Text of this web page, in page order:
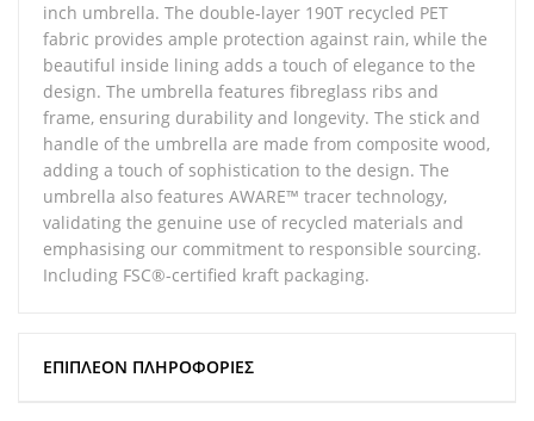
inch umbrella. The double-layer 190T recycled PET
fabric provides ample protection against rain, while the
beautiful inside lining adds a touch of elegance to the
design. The umbrella features fibreglass ribs and
frame, ensuring durability and longevity. The stick and
handle of the umbrella are made from composite wood,
adding a touch of sophistication to the design. The
umbrella also features AWARE™ tracer technology,
validating the genuine use of recycled materials and
emphasising our commitment to responsible sourcing.
Including FSC®-certified kraft packaging.
ΕΠΙΠΛΈΟΝ ΠΛΗΡΟΦΟΡΊΕΣ